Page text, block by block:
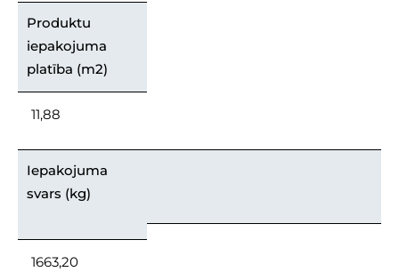
Produktu
iepakojuma
platība (m2)
11,88
Iepakojuma
svars (kg)
1663,20